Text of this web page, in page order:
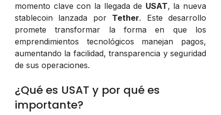
momento clave con la llegada de USAT, la nueva
stablecoin lanzada por Tether. Este desarrollo
promete transformar la forma en que los
emprendimientos tecnológicos manejan pagos,
aumentando la facilidad, transparencia y seguridad
de sus operaciones.
¿Qué es USAT y por qué es
importante?